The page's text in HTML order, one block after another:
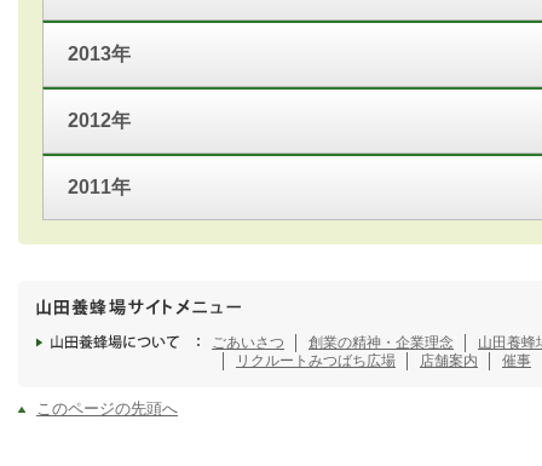
2013年
2012年
2011年
ごあいさつ 創業の精神・企業理念
山田養蜂
リクルート みつばち広場 店舗案内 催事
このページの先頭へ